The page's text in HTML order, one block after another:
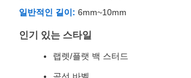
일반적인 길이: 6mm~10mm
인기 있는 스타일
랩렛/플랫 백 스터드